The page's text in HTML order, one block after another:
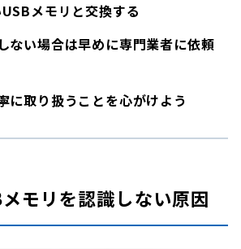
メモリと交換する
ない場合は早めに専門業者に依頼
に取り扱うことを心がけよう
モリを認識しない原因